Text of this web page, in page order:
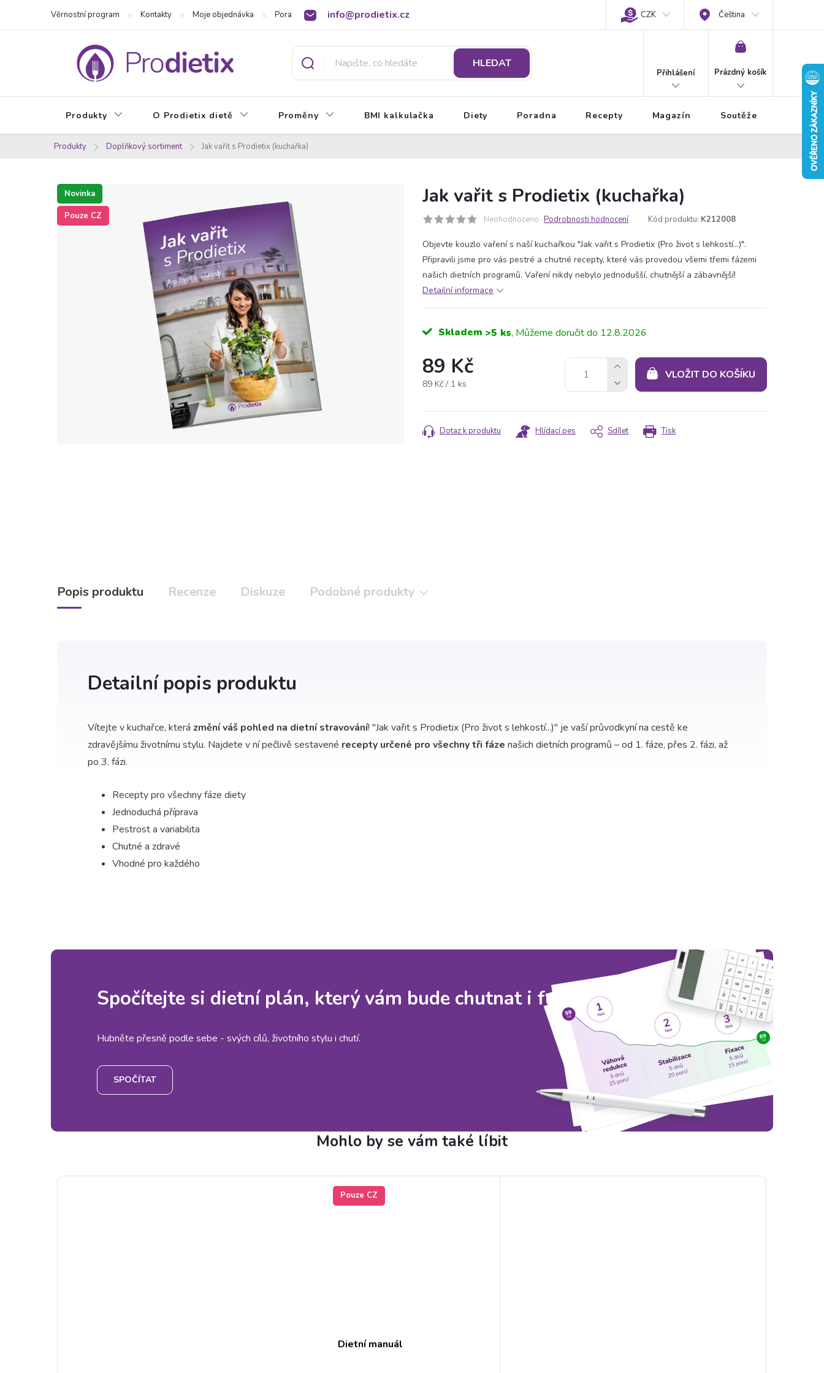
info@prodietix.cz
Věrnostní program Kontakty Moje objednávka Poradna BMI kalkulačka O Prodietix dietě CZK Čeština
HLEDAT
Přihlášení
NÁKUPNÍ
Prázdný košík
Produkty O Prodietix dietě Proměny BMI kalkulačka Diety Poradna Recepty Magazín Soutěže
Produkty Doplňkový sortiment Jak vařit s Prodietix (kuchařka)
Novinka
Pouze CZ
Jak vařit s Prodietix (kuchařka)
Neohodnoceno Podrobnosti hodnocení Kód produktu: K212008
Objevte kouzlo vaření s naší kuchařkou "Jak vařit s Prodietix (Pro život s lehkostí...)".
Připravili jsme pro vás pestré a chutné recepty, které vás provedou všemi třemi fázemi
našich dietních programů. Vaření nikdy nebylo jednodušší, chutnější a zábavnější!
Detailní informace
Skladem >5 ks 12.8.2026
89 Kč
Měrná
89 Kč / 1 ks
VLOŽIT DO KOŠÍKU
Tisk
Dotaz k produktu Hlídací pes Sdílet
Popis produktu Recenze Diskuze Podobné produkty
Detailní popis produktu
Vítejte v kuchařce, která změní váš pohled na dietní stravování! "Jak vařit s Prodietix (Pro život s lehkostí...)" je vaší průvodkyní na cestě ke
zdravějšímu životnímu stylu. Najdete v ní pečlivě sestavené recepty určené pro všechny tři fáze našich dietních programů – od 1. fáze, přes 2. fázi, až
po 3. fázi.
Recepty pro všechny fáze diety
Jednoduchá příprava
Pestrost a variabilita
Chutné a zdravé
Vhodné pro každého
Spočítejte si dietní plán, který vám bude chutnat i fungovat.
Hubněte přesně podle sebe - svých cílů, životního stylu i chutí.
SPOČÍTAT
Pouze CZ
Dietní manuál